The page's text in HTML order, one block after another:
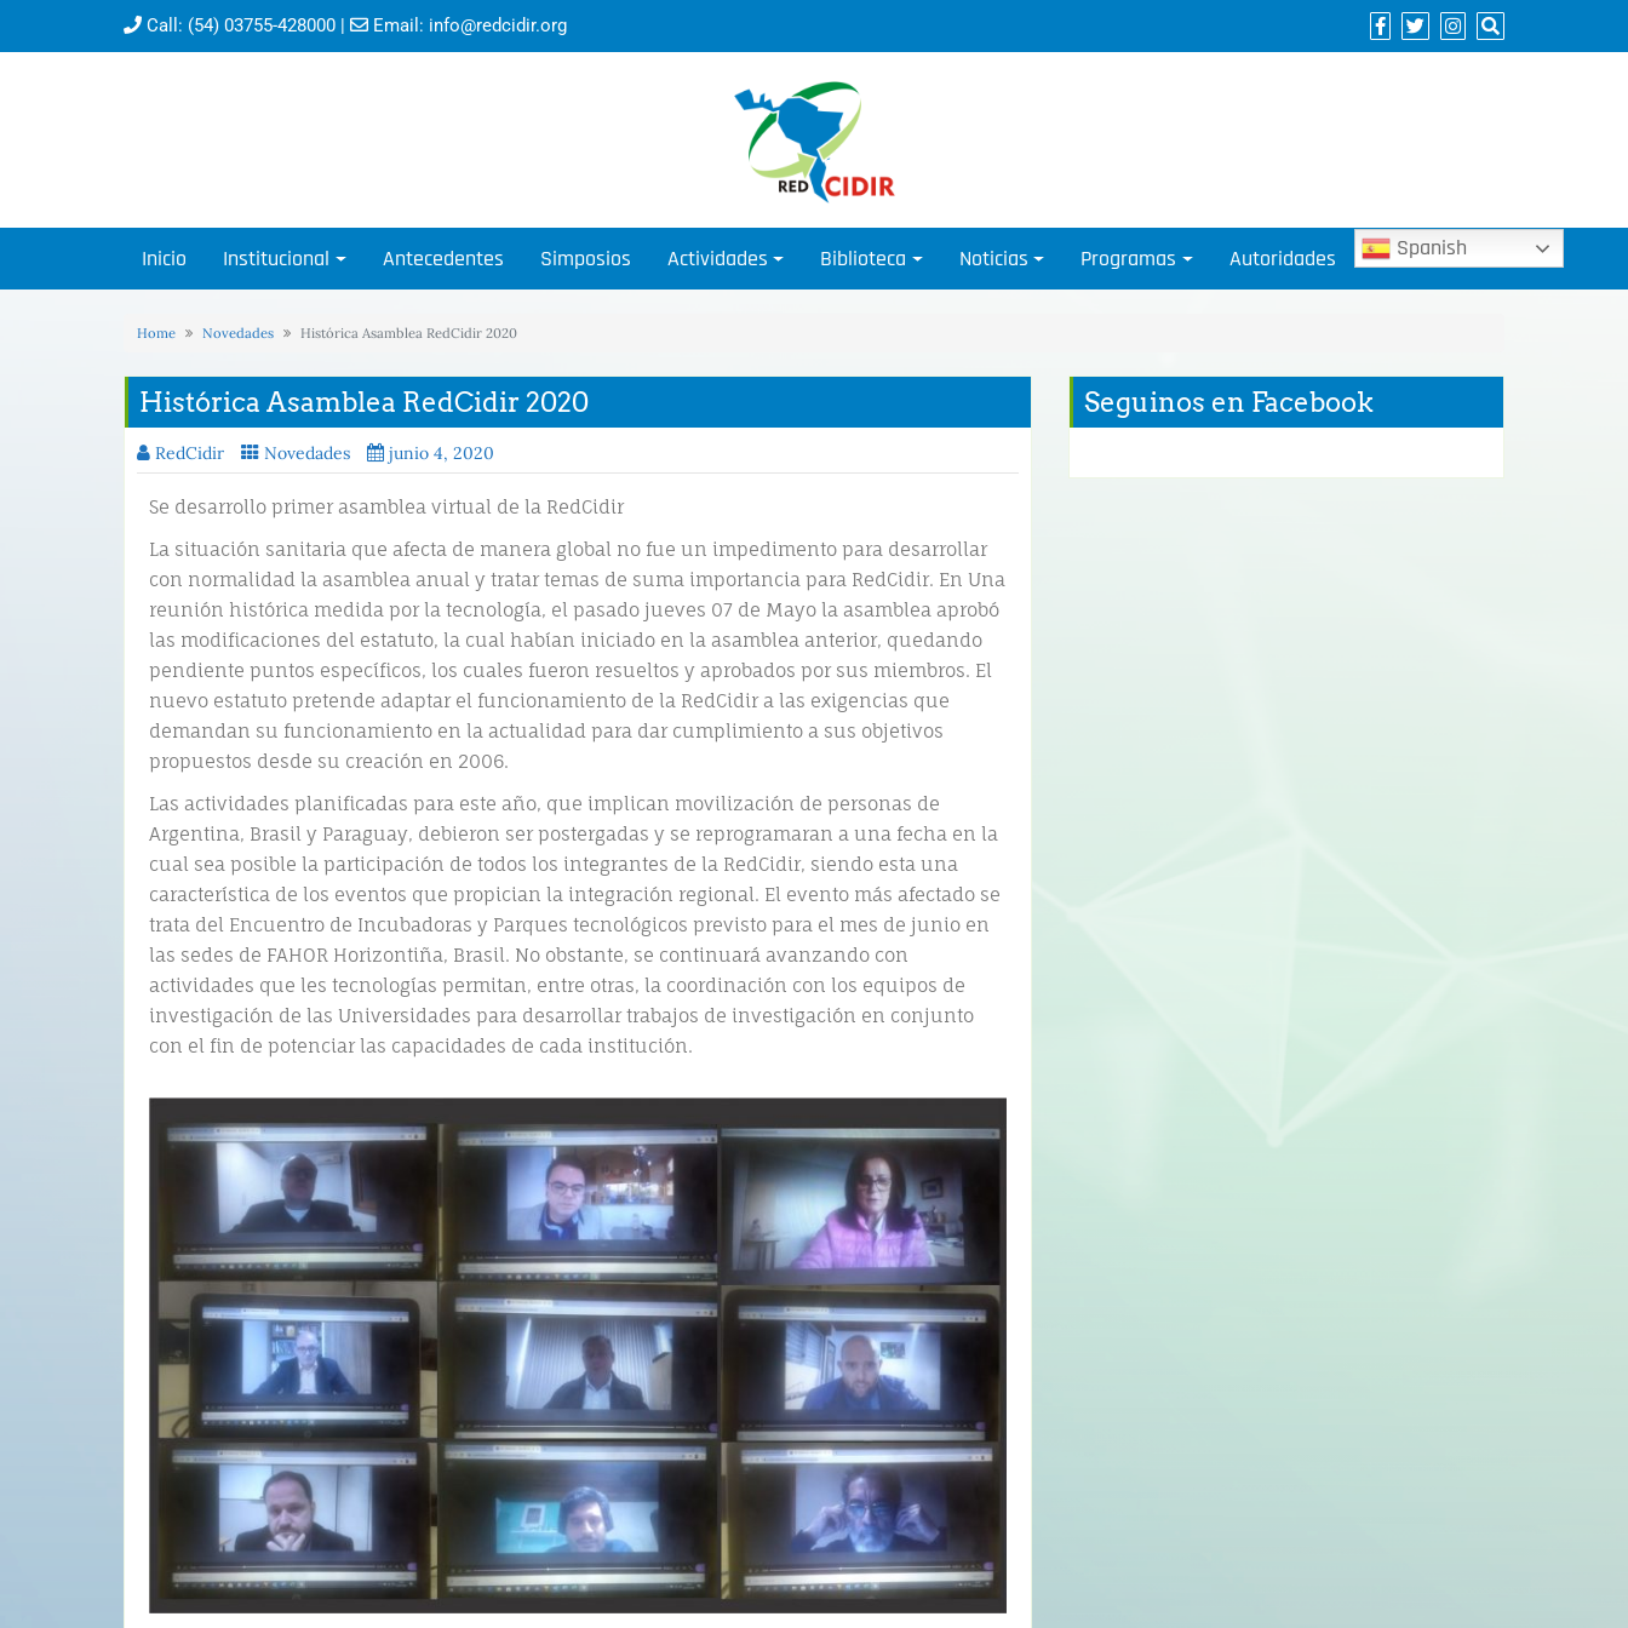
Call: (54) 03755-428000 | Email: info@redcidir.org
Inicio Institucional Antecedentes Simposios Actividades Biblioteca Noticias Programas Autoridades Spanish
Home Novedades Histórica Asamblea RedCidir 2020
Histórica Asamblea RedCidir 2020
RedCidir Novedades junio 4, 2020
Se desarrollo primer asamblea virtual de la RedCidir
La situación sanitaria que afecta de manera global no fue un impedimento para desarrollar
con normalidad la asamblea anual y tratar temas de suma importancia para RedCidir. En Una
reunión histórica medida por la tecnología, el pasado jueves 07 de Mayo la asamblea aprobó
las modificaciones del estatuto, la cual habían iniciado en la asamblea anterior, quedando
pendiente puntos específicos, los cuales fueron resueltos y aprobados por sus miembros. El
nuevo estatuto pretende adaptar el funcionamiento de la RedCidir a las exigencias que
demandan su funcionamiento en la actualidad para dar cumplimiento a sus objetivos
propuestos desde su creación en 2006.
Las actividades planificadas para este año, que implican movilización de personas de
Argentina, Brasil y Paraguay, debieron ser postergadas y se reprogramaran a una fecha en la
cual sea posible la participación de todos los integrantes de la RedCidir, siendo esta una
característica de los eventos que propician la integración regional. El evento más afectado se
trata del Encuentro de Incubadoras y Parques tecnológicos previsto para el mes de junio en
las sedes de FAHOR Horizontiña, Brasil. No obstante, se continuará avanzando con
actividades que les tecnologías permitan, entre otras, la coordinación con los equipos de
investigación de las Universidades para desarrollar trabajos de investigación en conjunto
con el fin de potenciar las capacidades de cada institución.
Seguinos en Facebook